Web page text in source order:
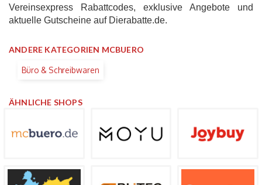
Vereinsexpress Rabattcodes, exklusive Angebote und
aktuelle Gutscheine auf Dierabatte.de.
ANDERE KATEGORIEN MCBUERO
Büro & Schreibwaren
ÄHNLICHE SHOPS